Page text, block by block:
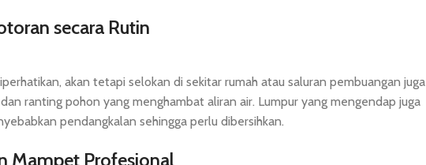
secara Rutin
akan tetapi selokan di sekitar rumah atau saluran pembuangan juga
ranting pohon yang menghambat aliran air. Lumpur yang mengendap juga
pendangkalan sehingga perlu dibersihkan.
Mampet Profesional